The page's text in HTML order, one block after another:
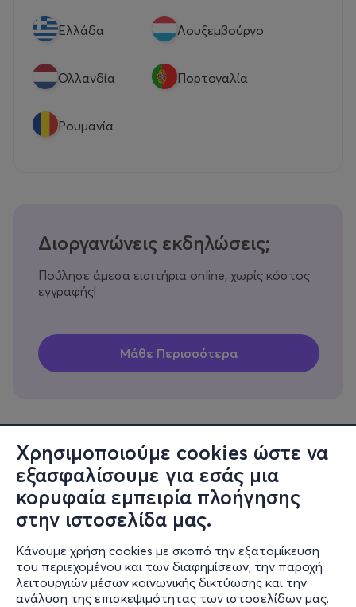
Χρησιμοποιούμε cookies ώστε να
εξασφαλίσουμε για εσάς μια
κορυφαία εμπειρία πλοήγησης
στην ιστοσελίδα μας.
Κάνουμε χρήση cookies με σκοπό την εξατομίκευση
του περιεχομένου και των διαφημίσεων, την παροχή
λειτουργιών μέσων κοινωνικής δικτύωσης και την
ανάλυση της επισκεψιμότητας των ιστοσελίδων μας.
Eλλάδα Λουξεμβούργο
Ολλανδία Πορτογαλία
Ρουμανία
Διοργανώνεις εκδηλώσεις;
Πούλησε άμεσα εισιτήρια online, χωρίς κόστος
εγγραφής!
Πληροφορίες
Υποστήριξη
Stay Connected